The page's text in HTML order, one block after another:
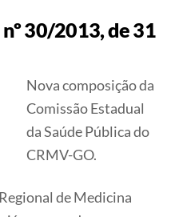
30/2013, de 31
Nova composição da
Comissão Estadual
da Saúde Pública do
CRMV-GO.
de Medicina